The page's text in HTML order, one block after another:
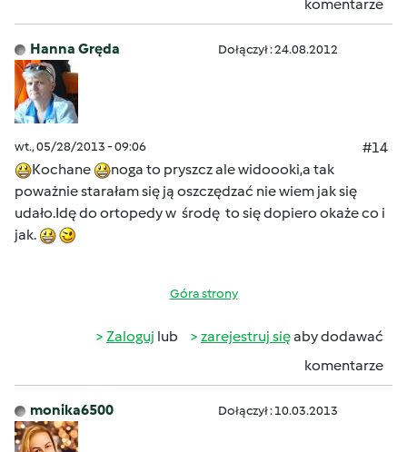
komentarze
Hanna Gręda Dołączył : 24.08.2012
wt., 05/28/2013 - 09:06
#14
Kochane
noga to pryszcz ale widoooki,a tak
poważnie starałam się ją oszczędzać nie wiem jak się
udało.Idę do ortopedy w środę to się dopiero okaże co i
jak.
Góra strony
Zaloguj lub zarejestruj sięaby dodawać
komentarze
monika6500 Dołączył : 10.03.2013